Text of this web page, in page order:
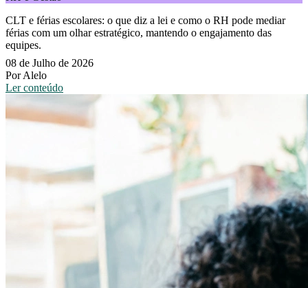
CLT e férias escolares: o que diz a lei e como o RH pode mediar
férias com um olhar estratégico, mantendo o engajamento das
equipes.
08 de Julho de 2026
Por Alelo
Ler conteúdo